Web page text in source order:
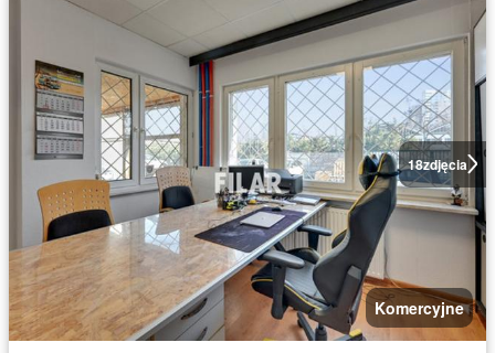
18zdjęcia
Komercyjne